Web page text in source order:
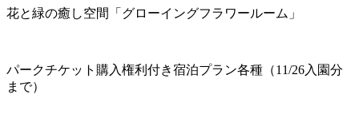
花と緑の癒し空間「グローイングフラワールーム」
パークチケット購入権利付き宿泊プラン各種（11/26入園分
まで）